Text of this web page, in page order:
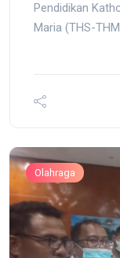
Pendidikan
Maria (THS-
Olahraga